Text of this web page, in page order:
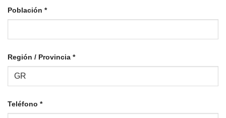
Población *
Región / Provincia *
Teléfono *